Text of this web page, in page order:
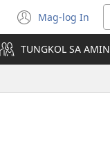
Mag-log In
(may
bubukas
na
bagong
TUNGKOL SA AMIN